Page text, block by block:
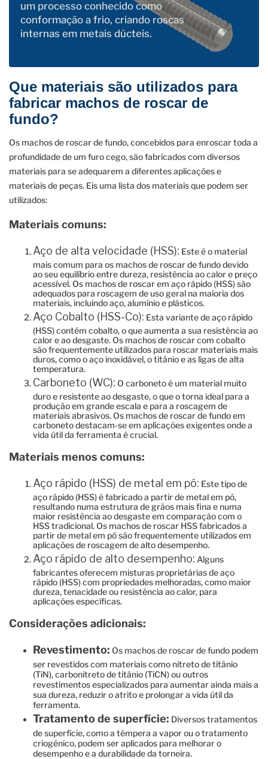
um processo conhecido como
conformação a frio, criando roscas
internas em metais dúcteis.
Que materiais são utilizados para
fabricar machos de roscar de
fundo?
Os machos de roscar de fundo, concebidos para enroscar toda a
profundidade de um furo cego, são fabricados com diversos
materiais para se adequarem a diferentes aplicações e
materiais de peças. Eis uma lista dos materiais que podem ser
utilizados:
Materiais comuns:
Aço de alta velocidade (HSS): Este é o material
mais comum para os machos de roscar de fundo devido
ao seu equilíbrio entre dureza, resistência ao calor e preço
acessível. Os machos de roscar em aço rápido (HSS) são
adequados para roscagem de uso geral na maioria dos
materiais, incluindo aço, alumínio e plásticos.
Aço Cobalto (HSS-Co): Esta variante de aço rápido
(HSS) contém cobalto, o que aumenta a sua resistência ao
calor e ao desgaste. Os machos de roscar com cobalto
são frequentemente utilizados para roscar materiais mais
duros, como o aço inoxidável, o titânio e as ligas de alta
temperatura.
Carboneto (WC): O carboneto é um material muito
duro e resistente ao desgaste, o que o torna ideal para a
produção em grande escala e para a roscagem de
materiais abrasivos. Os machos de roscar de fundo em
carboneto destacam-se em aplicações exigentes onde a
vida útil da ferramenta é crucial.
Materiais menos comuns:
Aço rápido (HSS) de metal em pó: Este tipo de
aço rápido (HSS) é fabricado a partir de metal em pó,
resultando numa estrutura de grãos mais fina e numa
maior resistência ao desgaste em comparação com o
HSS tradicional. Os machos de roscar HSS fabricados a
partir de metal em pó são frequentemente utilizados em
aplicações de roscagem de alto desempenho.
Aço rápido de alto desempenho: Alguns
fabricantes oferecem misturas proprietárias de aço
rápido (HSS) com propriedades melhoradas, como maior
dureza, tenacidade ou resistência ao calor, para
aplicações específicas.
Considerações adicionais:
Revestimento: Os machos de roscar de fundo podem
ser revestidos com materiais como nitreto de titânio
(TiN), carbonitreto de titânio (TiCN) ou outros
revestimentos especializados para aumentar ainda mais a
sua dureza, reduzir o atrito e prolongar a vida útil da
ferramenta.
Tratamento de superfície: Diversos tratamentos
de superfície, como a têmpera a vapor ou o tratamento
criogénico, podem ser aplicados para melhorar o
desempenho e a durabilidade da torneira.